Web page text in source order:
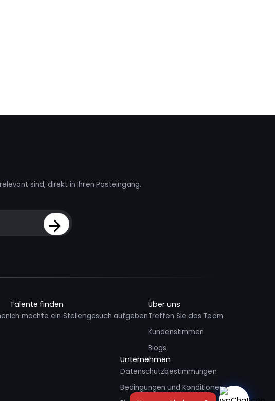
sind, direkt in Ihren Posteingang.
Sign Up
Talente finden
Ich möchte ein Stellengesuch aufgeben
Über uns
Treffen Sie das Team
Kundenstimmen
Blogs
Unternehmen
Datenschutzbestimmungen
Bedingungen und Konditionen